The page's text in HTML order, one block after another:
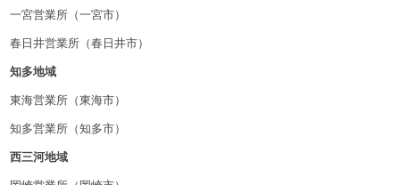
一宮営業所（一宮市）
春日井営業所（春日井市）
知多地域
東海営業所（東海市）
知多営業所（知多市）
西三河地域